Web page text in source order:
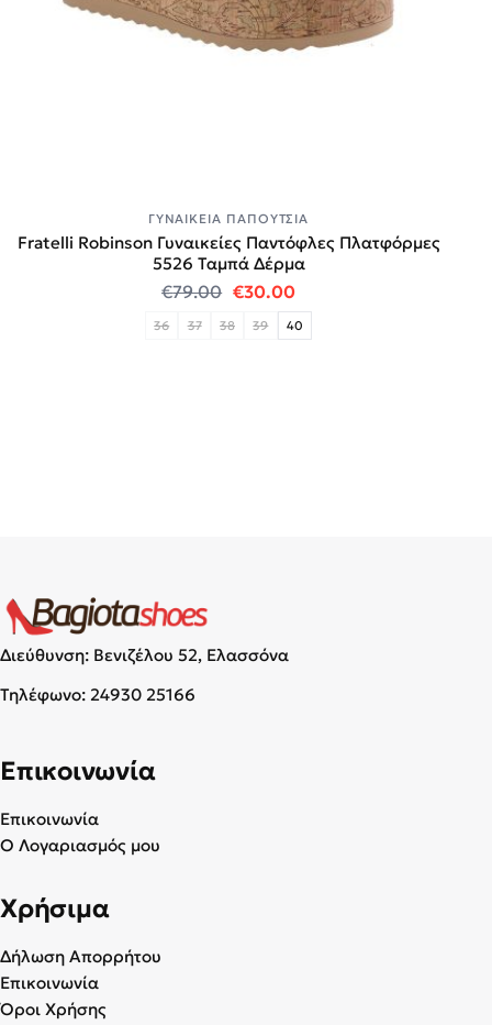
ΓΥΝΑΙΚΕΊΑ ΠΑΠΟΎΤΣΙΑ
Fratelli Robinson Γυναικείες Παντόφλες Πλατφόρμες
5526 Ταμπά Δέρμα
€79.00 Original price was: €79.00.
€30.00Η τρέχουσα τιμή
36 37 38 39 40
Διεύθυνση: Βενιζέλου 52, Ελασσόνα
Τηλέφωνο: 24930 25166
Επικοινωνία
Επικοινωνία
Ο Λογαριασμός μου
Χρήσιμα
Δήλωση Απορρήτου
Επικοινωνία
Όροι Χρήσης